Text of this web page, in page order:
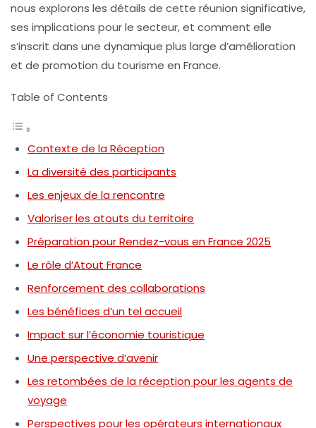
nous explorons les détails de cette réunion significative,
ses implications pour le secteur, et comment elle
s’inscrit dans une dynamique plus large d’amélioration
et de promotion du tourisme en France.
Table of Contents
Contexte de la Réception
La diversité des participants
Les enjeux de la rencontre
Valoriser les atouts du territoire
Préparation pour Rendez-vous en France 2025
Le rôle d’Atout France
Renforcement des collaborations
Les bénéfices d’un tel accueil
Impact sur l’économie touristique
Une perspective d’avenir
Les retombées de la réception pour les agents de
voyage
Perspectives pour les opérateurs internationaux